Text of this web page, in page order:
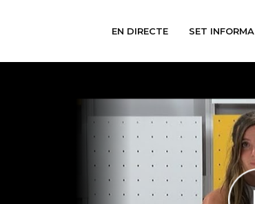
EN DIRECTE SET INFORMA